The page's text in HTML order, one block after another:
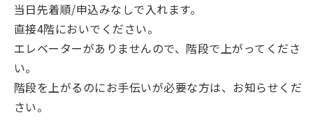
当日先着順/申込みなしで入れます。
直接4階においでください。
エレベーターがありませんので、階段で上がってくださ
い。
階段を上がるのにお手伝いが必要な方は、お知らせくだ
さい。